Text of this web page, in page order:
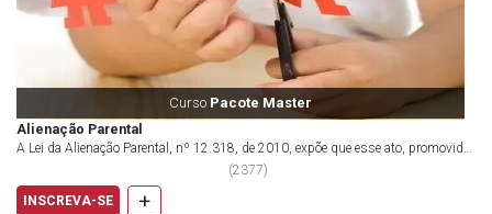
Curso Pacote Master
Alienação Parental
A Lei da Alienação Parental, nº 12.318, de 2010, expõe que esse ato, promovido
(2377)
INSCREVA-SE
+